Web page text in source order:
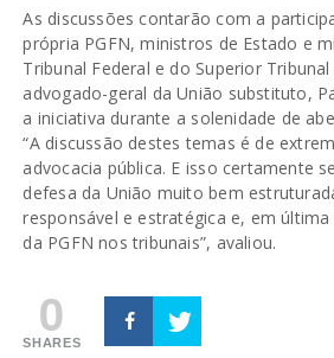
As discussões contarão com a
própria PGFN, ministros de Estado e
Tribunal Federal e do Superior Tribunal
advogado-geral da União substituto,
a iniciativa durante a solenidade de
“A discussão destes temas é de
advocacia pública. E isso certamente
defesa da União muito bem
responsável e estratégica e, em
da PGFN nos tribunais”, avaliou.
0
SHARES